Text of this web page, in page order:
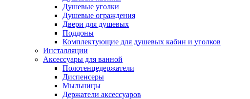
Душевые уголки
Душевые ограждения
Двери для душевых
Поддоны
Комплектующие для душевых кабин и уголков
Инсталляции
Аксессуары для ванной
Полотенцедержатели
Диспенсеры
Мыльницы
Держатели аксессуаров